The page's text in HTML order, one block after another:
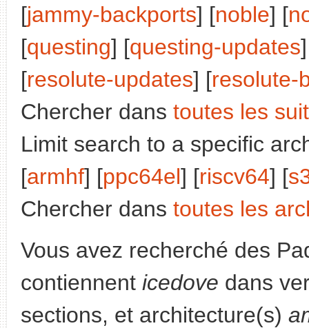
[jammy-backports] [noble] [
[questing] [questing-updates
[resolute-updates] [resolute-
Chercher dans toutes les
Limit search to a specific
[armhf] [ppc64el] [riscv64] [
Chercher dans toutes les
Vous avez recherché des
contiennent icedove dans
sections, et architecture(s)